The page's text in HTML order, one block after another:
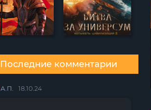
Последние комментарии
А.П. 18.10.24